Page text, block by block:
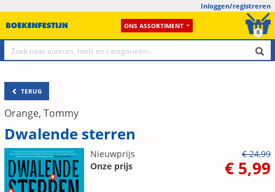
Inloggen/registreren
ONS ASSORTIMENT
0
TERUG
Orange, Tommy
Dwalende sterren
Nieuwprijs
€ 24,99
Onze prijs
€ 5,99